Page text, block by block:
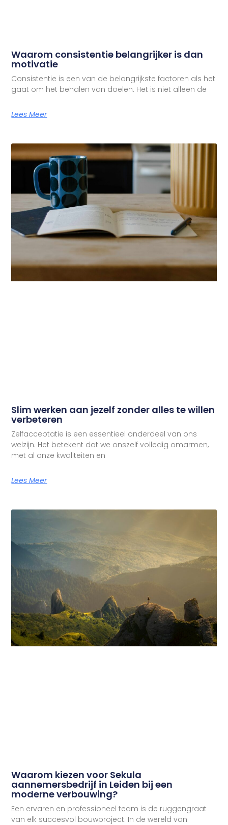
Waarom consistentie belangrijker is dan
motivatie
Consistentie is een van de belangrijkste factoren als het
gaat om het behalen van doelen. Het is niet alleen de
Lees Meer
Slim werken aan jezelf zonder alles te willen
verbeteren
Zelfacceptatie is een essentieel onderdeel van ons
welzijn. Het betekent dat we onszelf volledig omarmen,
met al onze kwaliteiten en
Lees Meer
Waarom kiezen voor Sekula
aannemersbedrijf in Leiden bij een
moderne verbouwing?
Een ervaren en professioneel team is de ruggengraat
van elk succesvol bouwproject. In de wereld van